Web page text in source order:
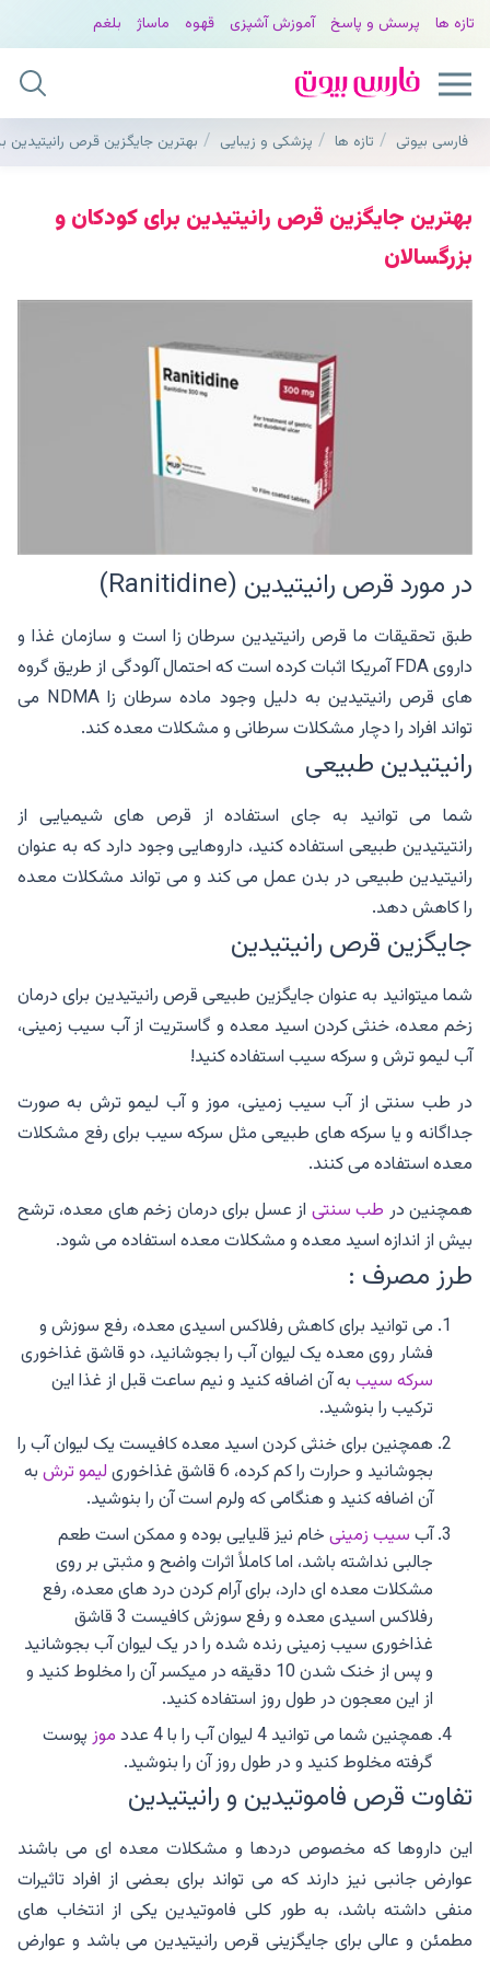
تازه ها پرسش و پاسخ آموزش آشپزی قهوه ماساژ بلغم
فارسی بیوتی تازه ها پزشکی و زیبایی بهترین جایگزین قرص رانیتیدین
بهترین جایگزین قرص رانیتیدین برای کودکان و
بزرگسالان
در مورد قرص رانیتیدین (Ranitidine)
طبق تحقیقات ما قرص رانیتیدین سرطان زا است و سازمان غذا و
داروی FDA آمریکا اثبات کرده است که احتمال آلودگی از طریق گروه
های قرص رانیتیدین به دلیل وجود ماده سرطان زا NDMA می
تواند افراد را دچار مشکلات سرطانی و مشکلات معده کند.
رانیتیدین طبیعی
شما می توانید به جای استفاده از قرص های شیمیایی از
رانتیتیدین طبیعی استفاده کنید، داروهایی وجود دارد که به عنوان
رانیتیدین طبیعی در بدن عمل می کند و می تواند مشکلات معده
را کاهش دهد.
جایگزین قرص رانیتیدین
شما میتوانید به عنوان جایگزین طبیعی قرص رانیتیدین برای درمان
زخم معده، خنثی کردن اسید معده و گاستریت از آب سیب زمینی،
آب لیمو ترش و سرکه سیب استفاده کنید!
در طب سنتی از آب سیب زمینی، موز و آب لیمو ترش به صورت
جداگانه و یا سرکه های طبیعی مثل سرکه سیب برای رفع مشکلات
معده استفاده می کنند.
همچنین در طب سنتی از عسل برای درمان زخم های معده، ترشح
بیش از اندازه اسید معده و مشکلات معده استفاده می شود.
طرز مصرف :
می توانید برای کاهش رفلاکس اسیدی معده، رفع سوزش و
فشار روی معده یک لیوان آب را بجوشانید، دو قاشق غذاخوری
سرکه سیب به آن اضافه کنید و نیم ساعت قبل از غذا این
ترکیب را بنوشید.
همچنین برای خنثی کردن اسید معده کافیست یک لیوان آب را
بجوشانید و حرارت را کم کرده، 6 قاشق غذاخوری
لیمو ترش به
آن اضافه کنید و هنگامی که ولرم است آن را بنوشید.
آب سیب زمینی خام نیز قلیایی بوده و ممکن است طعم
جالبی نداشته باشد، اما کاملاً اثرات واضح و مثبتی بر روی
مشکلات معده ای دارد، برای آرام کردن درد های معده، رفع
رفلاکس اسیدی معده و رفع سوزش کافیست 3 قاشق
غذاخوری سیب زمینی رنده شده را در یک لیوان آب بجوشانید
و پس از خنک شدن 10 دقیقه در میکسر آن را مخلوط کنید و
از این معجون در طول روز استفاده کنید.
همچنین شما می توانید 4 لیوان آب را با 4 عدد
موز پوست
گرفته مخلوط کنید و در طول روز آن را بنوشید.
تفاوت قرص فاموتیدین و رانیتیدین
این داروها که مخصوص دردها و مشکلات معده ای می باشند
عوارض جانبی نیز دارند که می تواند برای بعضی از افراد تاثیرات
منفی داشته باشد، به طور کلی فاموتیدین یکی از انتخاب های
مطمئن و عالی برای جایگزینی قرص رانیتیدین می باشد و عوارض